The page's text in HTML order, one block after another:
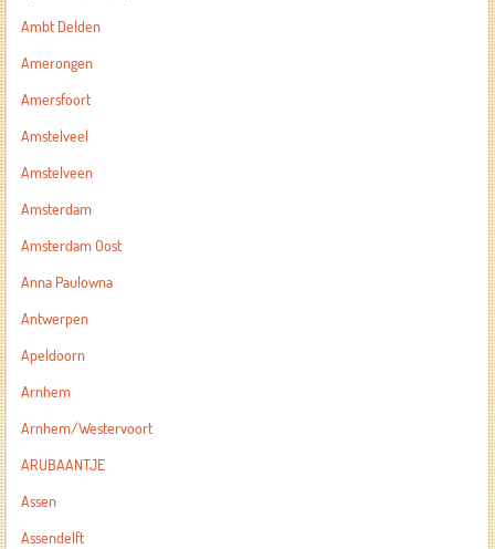
Ambt Delden
Amerongen
Amersfoort
Amstelveel
Amstelveen
Amsterdam
Amsterdam Oost
Anna Paulowna
Antwerpen
Apeldoorn
Arnhem
Arnhem/Westervoort
ARUBAANTJE
Assen
Assendelft